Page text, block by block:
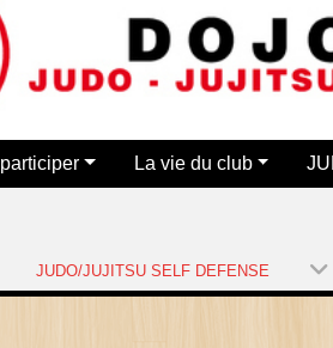
participer La vie du club
JUDO/JUJITSU SELF DEFENSE